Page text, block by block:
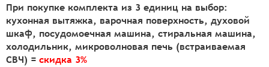
При покупке комплекта из 3 единиц на выбор:
кухонная вытяжка, варочная поверхность, духовой
шкаф, посудомоечная машина, стиральная машина,
холодильник, микроволновая печь (встраиваемая
СВЧ) = скидка 3%